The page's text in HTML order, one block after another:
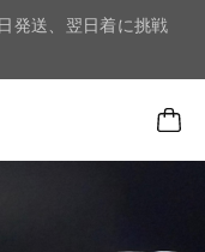
発送、翌日着に挑戦